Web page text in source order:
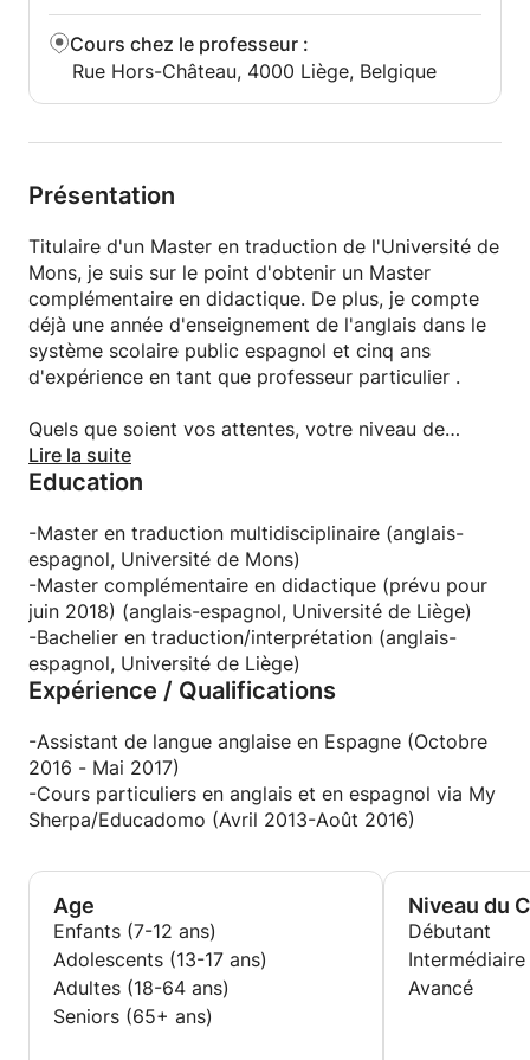
Cours chez le professeur :
Rue Hors-Château, 4000 Liège, Belgique
Présentation
Titulaire d'un Master en traduction de l'Université de
Mons, je suis sur le point d'obtenir un Master
complémentaire en didactique. De plus, je compte
déjà une année d'enseignement de l'anglais dans le
système scolaire public espagnol et cinq ans
d'expérience en tant que professeur particulier .
Quels que soient vos attentes, votre niveau de
langue et vos difficultés , n'hésitez pas à me
contacter pour que nous remédions ensemble à vos
Lire la suite
Education
-Master en traduction multidisciplinaire (anglais-
espagnol, Université de Mons)
-Master complémentaire en didactique (prévu pour
juin 2018) (anglais-espagnol, Université de Liège)
-Bachelier en traduction/interprétation (anglais-
espagnol, Université de Liège)
Expérience / Qualifications
-Assistant de langue anglaise en Espagne (Octobre
2016 - Mai 2017)
-Cours particuliers en anglais et en espagnol via My
Sherpa/Educadomo (Avril 2013-Août 2016)
Age
Enfants (7-12 ans)
Adolescents (13-17 ans)
Adultes (18-64 ans)
Seniors (65+ ans)
Niveau du
Débutant
Intermédiaire
Avancé